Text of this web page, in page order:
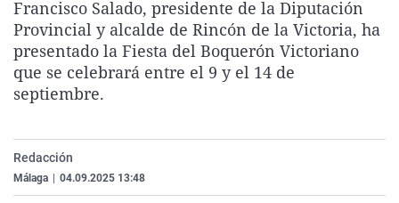
La rosa de los vientos
Gente viajera
Como el perro y el
Caso
Retornados
Equipo de
Extremadura
Galicia
La Rioja
País Vasco
Virales
Televisión
Elecciones
Francisco Salado, presidente de la Diputación
Provincial y alcalde de Rincón de la Victoria, ha
presentado la Fiesta del Boquerón Victoriano
que se celebrará entre el 9 y el 14 de
septiembre.
Redacción
Málaga 04.09.2025 13:48